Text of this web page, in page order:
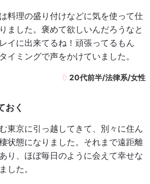
料理の盛り付けなどに気を使って仕
ました。褒めて欲しいんだろうなと
イに出来てるね！頑張ってるもん
イミングで声をかけていました。
20代前半/法律系/女性
おく
東京に引っ越してきて、別々に住ん
状態になりました。それまで遠距離
り、ほぼ毎日のように会えて幸せな
した。